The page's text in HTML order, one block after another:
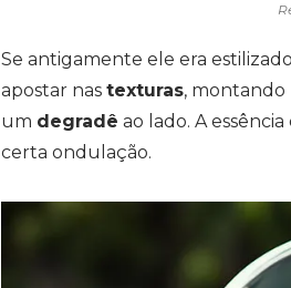
Se antigamente ele era
apostar nas texturas, montando
um degradê ao lado. A
certa ondulação.